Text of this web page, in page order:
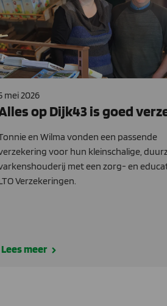
mei 2026
op Dijk43 is goed
en Wilma vonden een passende
voor hun kleinschalige,
met een zorg- en
Verzekeringen.
Lees meer